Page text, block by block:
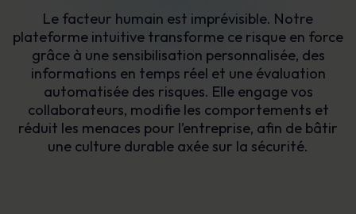
Le facteur humain est imprévisible. Notre
plateforme intuitive transforme ce risque en force
grâce à une sensibilisation personnalisée, des
informations en temps réel et une évaluation
automatisée des risques. Elle engage vos
collaborateurs, modifie les comportements et
réduit les menaces pour l’entreprise, afin de bâtir
une culture durable axée sur la sécurité.